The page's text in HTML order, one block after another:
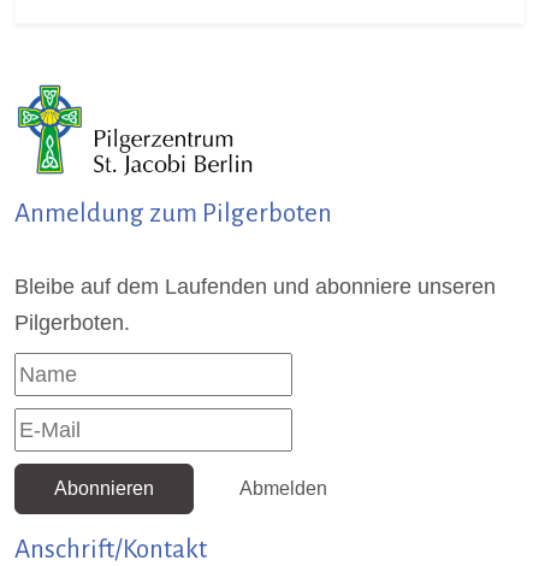
Anmeldung zum Pilgerboten
Bleibe auf dem Laufenden und abonniere unseren
Pilgerboten.
Abonnieren Abmelden
Anschrift/Kontakt